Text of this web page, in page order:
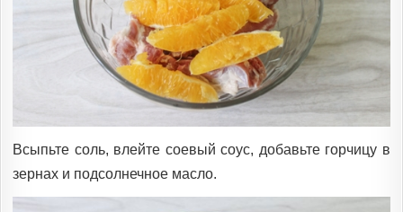
Всыпьте соль, влейте соевый соус, добавьте горчицу в
зернах и подсолнечное масло.